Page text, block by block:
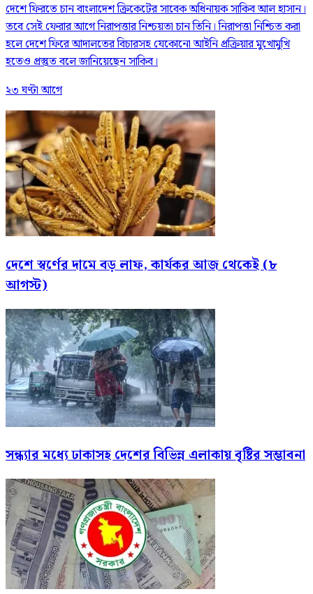
দেশে ফিরতে চান বাংলাদেশ ক্রিকেটের সাবেক অধিনায়ক সাকিব আল হাসান।
তবে সেই ফেরার আগে নিরাপত্তার নিশ্চয়তা চান তিনি। নিরাপত্তা নিশ্চিত করা
হলে দেশে ফিরে আদালতের বিচারসহ যেকোনো আইনি প্রক্রিয়ার মুখোমুখি
হতেও প্রস্তুত বলে জানিয়েছেন সাকিব।
২৩ ঘণ্টা আগে
দেশে স্বর্ণের দামে বড় লাফ, কার্যকর আজ থেকেই (৮
আগস্ট)
সন্ধ্যার মধ্যে ঢাকাসহ দেশের বিভিন্ন এলাকায় বৃষ্টির সম্ভাবনা